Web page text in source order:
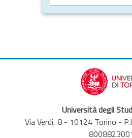
Università degli
Via Verdi, 8 - 10124 Torino -